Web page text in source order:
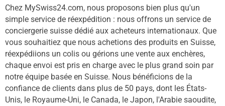
Chez MySwiss24.com, nous proposons bien plus qu'un
simple service de réexpédition : nous offrons un service de
conciergerie suisse dédié aux acheteurs internationaux. Que
vous souhaitiez que nous achetions des produits en Suisse,
réexpédiions un colis ou gérions une vente aux enchères,
chaque envoi est pris en charge avec le plus grand soin par
notre équipe basée en Suisse. Nous bénéficions de la
confiance de clients dans plus de 50 pays, dont les États-
Unis, le Royaume-Uni, le Canada, le Japon, l'Arabie saoudite,